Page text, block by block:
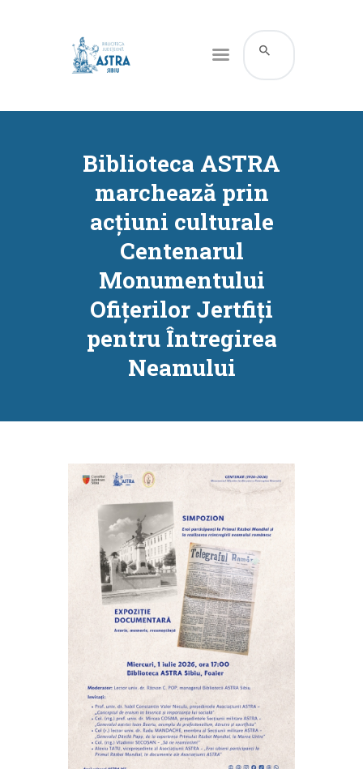
Biblioteca ASTRA
marchează prin
acțiuni culturale
Centenarul
Monumentului
Ofițerilor Jertfiți
pentru Întregirea
Neamului
CATALOG ONLINE
RESURSE
SERVICII
INFORMAȚII UTILE
CONTACT
CONTUL MEU